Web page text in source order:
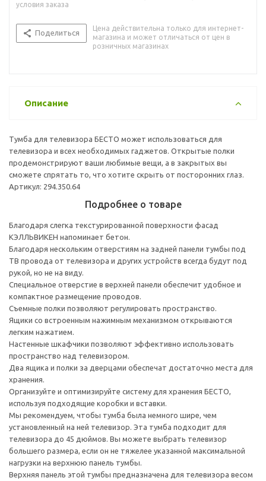
условия заказа
Поделиться
Цена действительна только для интернет-
магазина и может отличаться от цен в
розничных магазинах
Описание
Тумба для телевизора БЕСТО может использоваться для
телевизора и всех необходимых гаджетов. Открытые полки
продемонстрируют ваши любимые вещи, а в закрытых вы
сможете спрятать то, что хотите скрыть от посторонних глаз.
Артикул: 294.350.64
Подробнее о товаре
Благодаря слегка текстурированной поверхности фасад
КЭЛЛЬВИКЕН напоминает бетон.
Благодаря нескольким отверстиям на задней панели тумбы под
ТВ провода от телевизора и других устройств всегда будут под
рукой, но не на виду.
Специальное отверстие в верхней панели обеспечит удобное и
компактное размещение проводов.
Съемные полки позволяют регулировать пространство.
Ящики со встроенным нажимным механизмом открываются
легким нажатием.
Настенные шкафчики позволяют эффективно использовать
пространство над телевизором.
Два ящика и полки за дверцами обеспечат достаточно места для
хранения.
Организуйте и оптимизируйте систему для хранения БЕСТО,
используя подходящие коробки и вставки.
Мы рекомендуем, чтобы тумба была немного шире, чем
установленный на ней телевизор. Эта тумба подходит для
телевизора до 45 дюймов. Вы можете выбрать телевизор
большего размера, если он не тяжелее указанной максимальной
нагрузки на верхнюю панель тумбы.
Верхняя панель этой тумбы предназначена для телевизора весом